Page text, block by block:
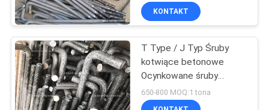
Śruby kotwiące
fundamentu
KONTAKT
T Type / J Typ Śruby
kotwiące betonowe
Ocynkowane śruby
kotwiące M20 M24
650-800 MOQ:1 tona